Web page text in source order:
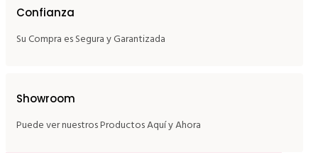
Confianza
Su Compra es Segura y Garantizada
Showroom
Puede ver nuestros Productos Aquí y Ahora